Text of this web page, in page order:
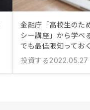
金融庁「高校生のた
シー講座」から学べ
でも最低限知ってお
投資する2022.05.27